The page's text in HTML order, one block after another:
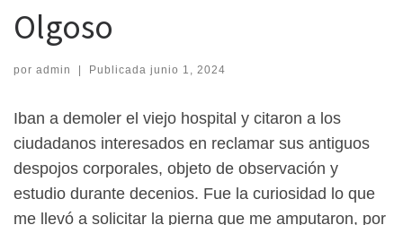
Olgoso
por admin Publicada junio 1, 2024
Iban a demoler el viejo hospital y citaron a los
ciudadanos interesados en reclamar sus antiguos
despojos corporales, objeto de observación y
estudio durante decenios. Fue la curiosidad lo que
me llevó a solicitar la pierna que me amputaron, por